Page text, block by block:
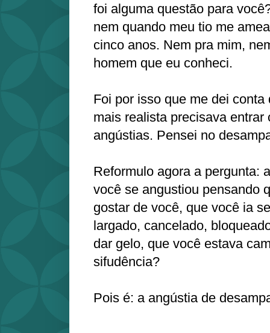
foi alguma questão para
nem quando meu tio me
cinco anos. Nem pra mim,
homem que eu conheci.
Foi por isso que me dei
mais realista precisava
angústias. Pensei no
Reformulo agora a pergunta:
você se angustiou pensando
gostar de você, que você ia
largado, cancelado,
dar gelo, que você estava
sifudência?
Pois é: a angústia de